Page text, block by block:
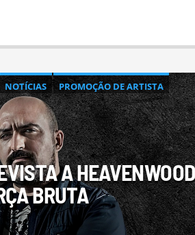
NOTÍCIAS PROMOÇÃO DE ARTISTA
A
BRUTA